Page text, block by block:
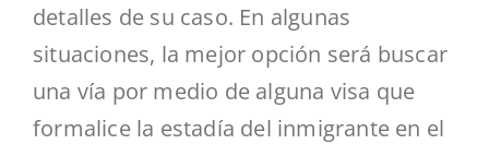
detalles de su caso. En algunas
situaciones, la mejor opción será buscar
una vía por medio de alguna visa que
formalice la estadía del inmigrante en el